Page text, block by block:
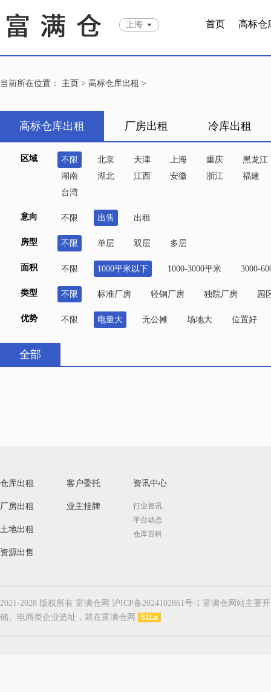
上海 首页 高标仓
当前所在位置： 主页 > 高标仓库出租 >
高标仓库出租 厂房出租 冷库出租
区域 不限 北京 天津 上海 重庆
黑龙江
湖南
湖北 江西 安徽 浙江
福建
台湾
意向 不限 出售 出租
房型 不限 单层 双层 多层
面积 不限 1000平米以下 1000-3000平米 3000-
类型 不限 标准厂房 轻钢厂房 独院厂房 园
优势 不限 电量大 无公摊 场地大 位置好
全部
仓库出租
厂房出租
土地出租
资源出售
客户委托
业主挂牌
资讯中心
行业资讯
平台动态
仓库百科
2021-2028 版权所有 富满仓网 沪ICP备2024102861号-1 富满仓网站主
储、电商类企业选址，就在富满仓网
51La